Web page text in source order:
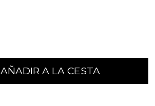
AÑADIR A LA CESTA